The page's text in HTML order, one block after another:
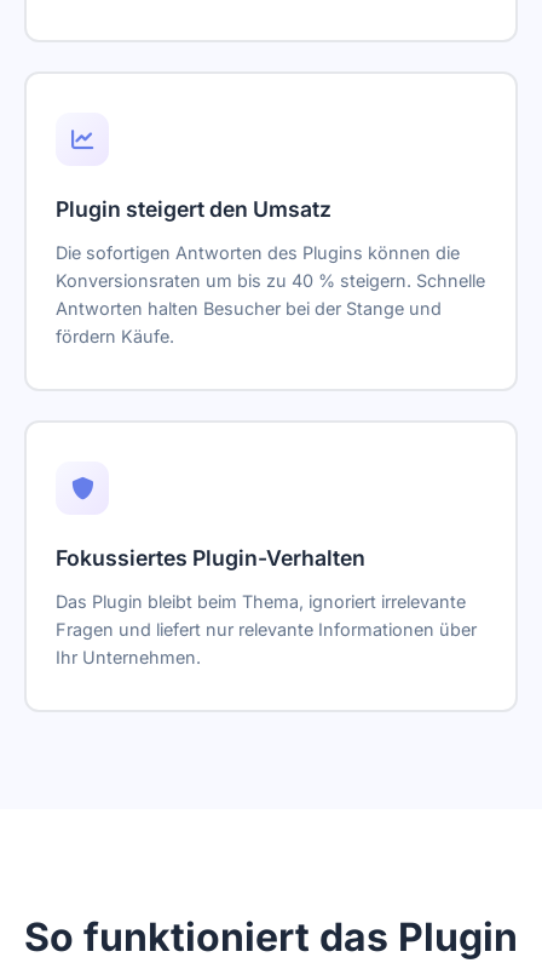
Plugin steigert den Umsatz
Die sofortigen Antworten des Plugins können die
Konversionsraten um bis zu 40 % steigern. Schnelle
Antworten halten Besucher bei der Stange und
fördern Käufe.
Fokussiertes Plugin-Verhalten
Das Plugin bleibt beim Thema, ignoriert irrelevante
Fragen und liefert nur relevante Informationen über
Ihr Unternehmen.
So funktioniert das Plugin